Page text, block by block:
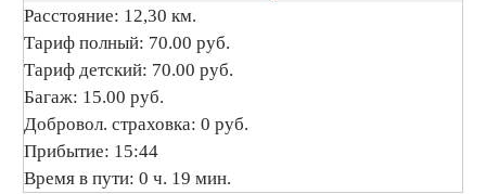
Расстояние: 12,30 км.
Тариф полный: 70.00 руб.
Тариф детский: 70.00 руб.
Багаж: 15.00 руб.
Добровол. страховка: 0 руб.
Прибытие: 15:44
Время в пути: 0 ч. 19 мин.